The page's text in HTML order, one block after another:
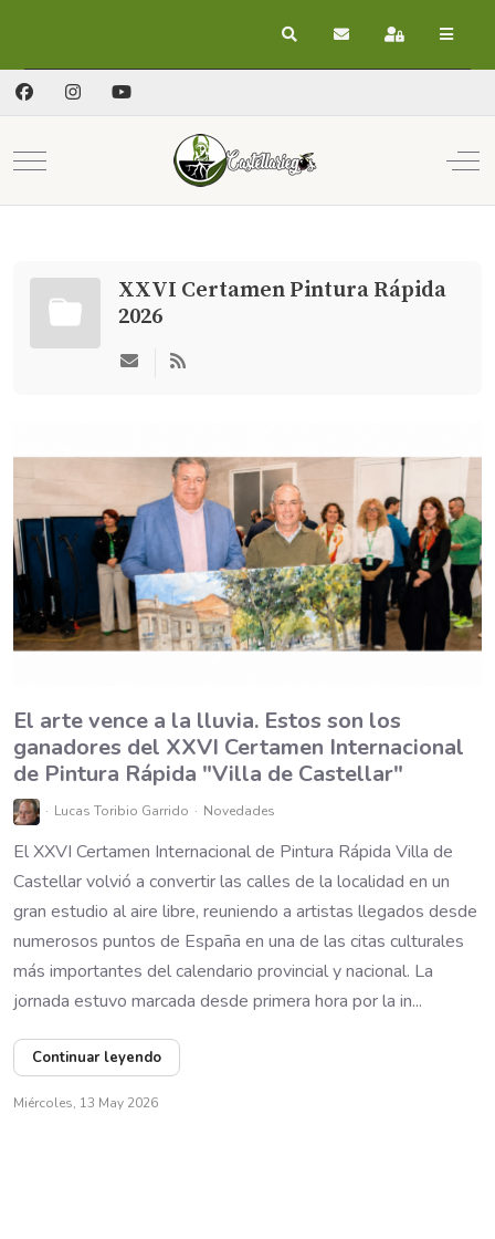
BuscarSuscribirse a las
Registrarse
Mobile Menu Toggle
XXVI Certamen Pintura Rápida
2026
El arte vence a la lluvia. Estos son los
ganadores del XXVI Certamen Internacional
de Pintura Rápida "Villa de Castellar"
Lucas Toribio Garrido Novedades
El XXVI Certamen Internacional de Pintura Rápida Villa de
Castellar volvió a convertir las calles de la localidad en un
gran estudio al aire libre, reuniendo a artistas llegados desde
numerosos puntos de España en una de las citas culturales
más importantes del calendario provincial y nacional. La
jornada estuvo marcada desde primera hora por la in...
Continuar leyendo
Miércoles, 13 May 2026